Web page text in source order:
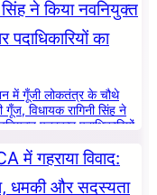
में गूँजी लोकतंत्र के चौथे
विधायक रागिनी सिंह ने
पत्रकार पदाधिकारियों